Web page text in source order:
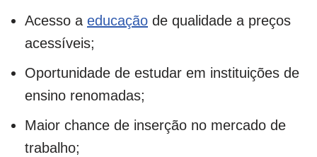
Acesso a educação de qualidade a preços
acessíveis;
Oportunidade de estudar em instituições de
ensino renomadas;
Maior chance de inserção no mercado de
trabalho;